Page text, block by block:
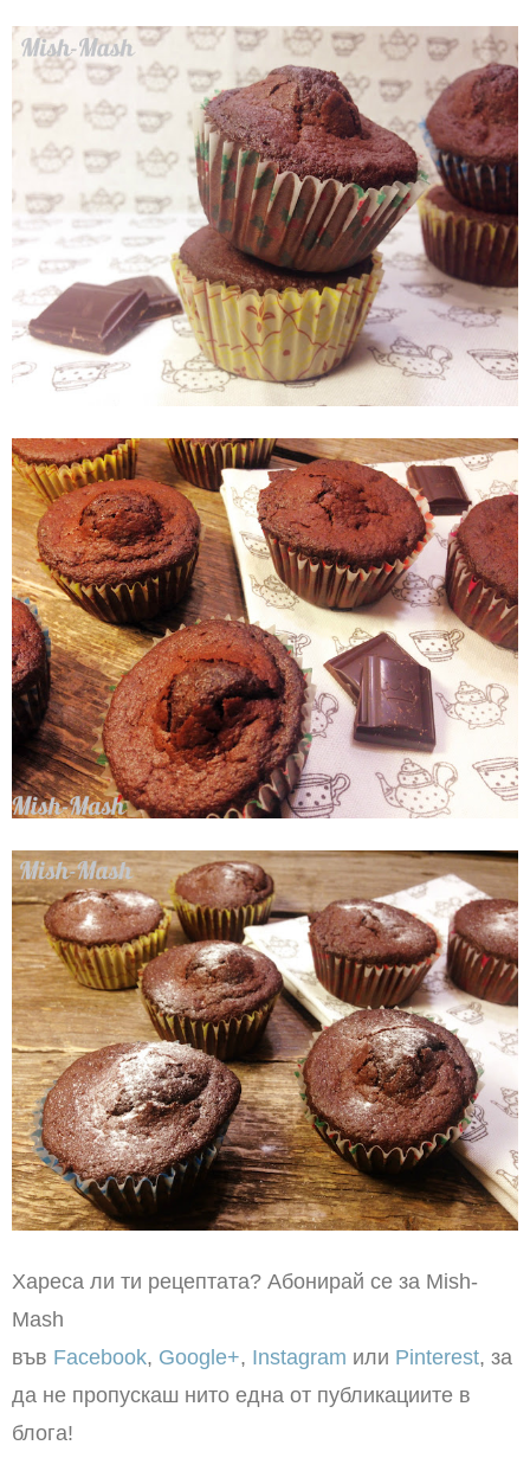
Хареса ли ти рецептата? Абонирай се за Mish-
Mash
във Facebook, Google+, Instagram или Pinterest, за
да не пропускаш нито една от публикациите в
блога!